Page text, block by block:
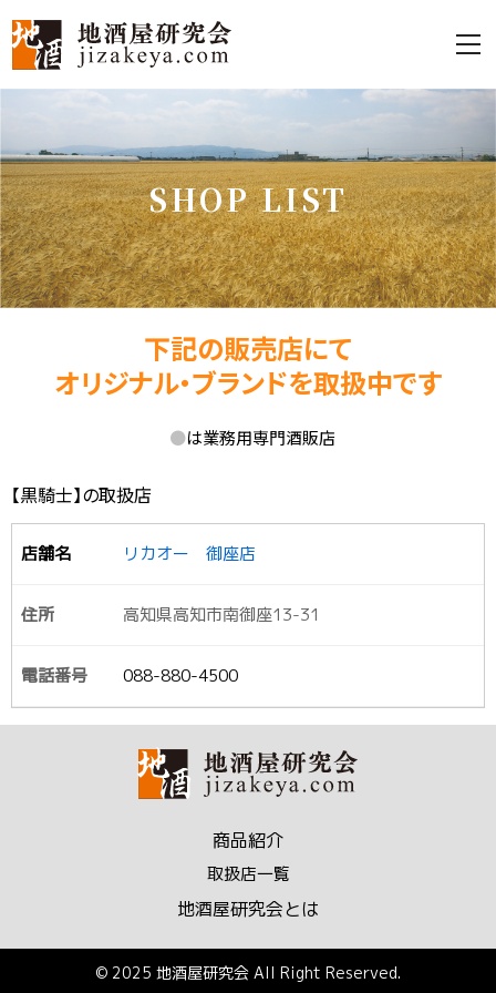
SHOP LIST
下記の販売店にて
オリジナル・ブランドを取扱中です
●は業務用専門酒販店
【黒騎士】の取扱店
リカオー 御座店
高知県高知市南御座13-31
088-880-4500
商品紹介
取扱店一覧
地酒屋研究会とは
© 2025 地酒屋研究会 All Right Reserved.